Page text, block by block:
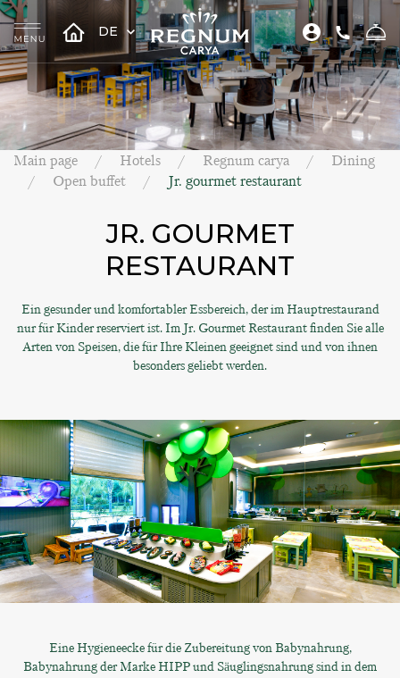
DE
Main page Hotels Regnum carya
Dining
Open buffet
Jr. gourmet restaurant
JR. GOURMET
RESTAURANT
Ein gesunder und komfortabler Essbereich, der im Hauptrestaurand
nur für Kinder reserviert ist. Im Jr. Gourmet Restaurant finden Sie alle
Arten von Speisen, die für Ihre Kleinen geeignet sind und von ihnen
besonders geliebt werden.
Eine Hygieneecke für die Zubereitung von Babynahrung,
Babynahrung der Marke HIPP und Säuglingsnahrung sind in dem